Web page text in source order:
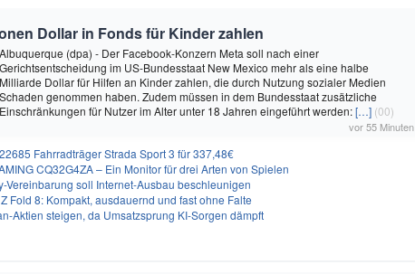
Dollar in Fonds für Kinder zahlen
Albuquerque (dpa) - Der Facebook-Konzern Meta soll nach einer
Gerichtsentscheidung im US-Bundesstaat New Mexico mehr als eine halbe
Milliarde Dollar für Hilfen an Kinder zahlen, die durch Nutzung sozialer Medien
Schaden genommen haben. Zudem müssen in dem Bundesstaat zusätzliche
Einschränkungen für Nutzer im Alter unter 18 Jahren eingeführt werden:[…] (00)
vor 55 Minuten
Fahrradträger Strada Sport 3 für 337,48€
CQ32G4ZA – Ein Monitor für drei Arten von Spielen
Vereinbarung soll Internet-Ausbau beschleunigen
Fold 8: Kompakt, ausdauernd und fast ohne Falte
Aktien steigen, da Umsatzsprung KI-Sorgen dämpft